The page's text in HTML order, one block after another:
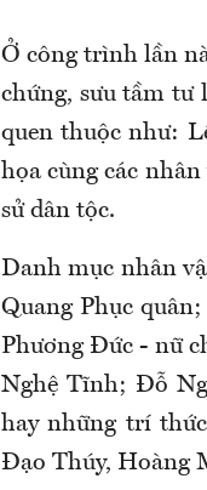
Ở công trình lần
chứng, sưu tầm tư
quen thuộc như:
họa cùng các
sử dân tộc.
Danh mục nhân
Quang Phục
Phương Đức - nữ
Nghệ Tĩnh; Đỗ
hay những trí
Đạo Thúy, Hoàng